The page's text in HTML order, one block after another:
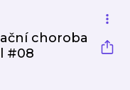
choroba
#08